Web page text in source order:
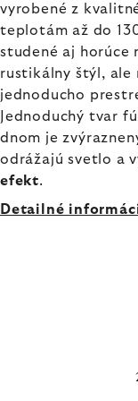
vyrobené z
teplotám až do
studené aj horúce
rustikálny štýl, ale
jednoducho
Jednoduchý tvar
dnom je
odrážajú svetlo a
efekt.
Detailné